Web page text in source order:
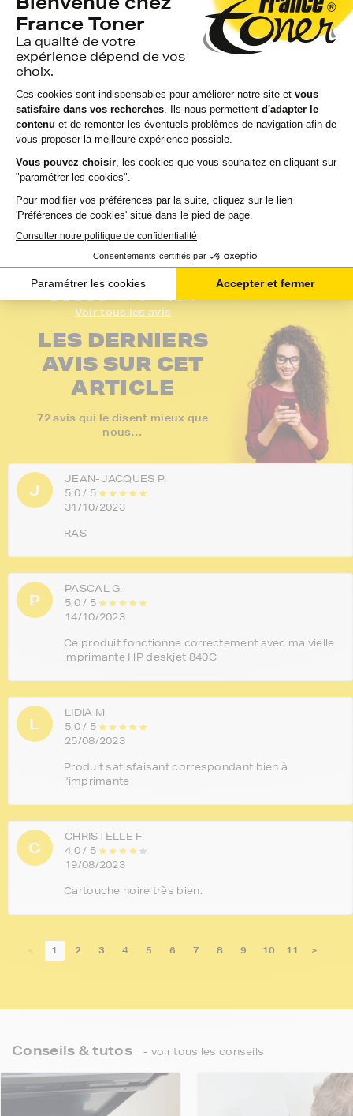
4,7 / 5 - 72 avis
Voir tous les avis
LES DERNIERS
AVIS SUR CET
ARTICLE
72 avis qui le disent mieux que
nous…
J
JEAN-JACQUES P.
5,0 / 5
31/10/2023
RAS
P
PASCAL G.
5,0 / 5
14/10/2023
Ce produit fonctionne correctement avec ma vielle
imprimante HP deskjet 840C
L
LIDIA M.
5,0 / 5
25/08/2023
Produit satisfaisant correspondant bien à
l'imprimante
C
CHRISTELLE F.
4,0 / 5
19/08/2023
Cartouche noire très bien.
< 1 2 3 4 5 6 7 8 9 10 11 >
équivalent à HP 78
(C6578AE) - 3
COULEURS...
EN STOCK GARANTIE 2 ANS
LIVRAISON GRATUITE
21,84 € HT
26,21 € TTC
Ajouter au panier
équivalent à HP 15
78 (C6578DEC...
LIVRAISON
35,81 € HT
Ajouter au panier
Conseils & tutos - voir tous les conseils